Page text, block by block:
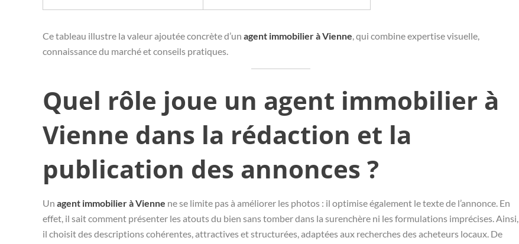
Ce tableau illustre la valeur ajoutée concrète d’un agent immobilier à Vienne, qui combine expertise visuelle,
connaissance du marché et conseils pratiques.
Quel rôle joue un agent immobilier à
Vienne dans la rédaction et la
publication des annonces ?
Un agent immobilier à Vienne ne se limite pas à améliorer les photos : il optimise également le texte de l’annonce. En
effet, il sait comment présenter les atouts du bien sans tomber dans la surenchère ni les formulations imprécises. Ainsi,
il choisit des descriptions cohérentes, attractives et structurées, adaptées aux recherches des acheteurs locaux. De